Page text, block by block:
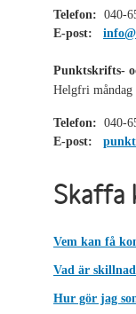
Telefon: 040-
E-post:
Punktskrifts-
Helgfri
Telefon: 040-
E-post:
Skaffa
Vem kan få
Vad är
Hur gör jag